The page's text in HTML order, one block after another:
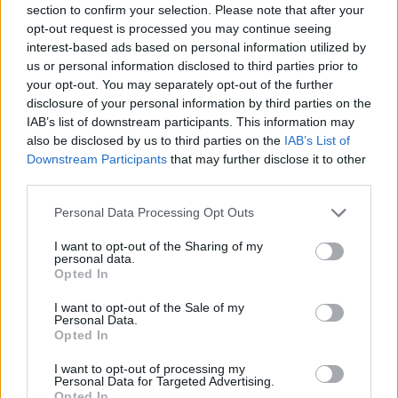
section to confirm your selection. Please note that after your
opt-out request is processed you may continue seeing
interest-based ads based on personal information utilized by
us or personal information disclosed to third parties prior to
your opt-out. You may separately opt-out of the further
disclosure of your personal information by third parties on the
IAB’s list of downstream participants. This information may
also be disclosed by us to third parties on the IAB’s List of
Downstream Participants that may further disclose it to other
Personal Data Processing Opt Outs
I want to opt-out of the Sharing of my
personal data.
Opted In
I want to opt-out of the Sale of my
Personal Data.
Opted In
I want to opt-out of processing my
Personal Data for Targeted Advertising.
ΠΟΛΙΤΙΚΉ ΥΓΕΊΑΣ 02/01/2020 - 10:54
Πρωτοχρονιά στο Ιπποκράτειο Θεσσαλονίκης ο Β.
Κικίλιας
Σελίδα 3 από 3
ΤΕΛΕΥΤΑΙΑ ΝΕΑ
ΕΕΣ: Τα μέτρα ασφαλείας που πρέπει να λάβουν οι